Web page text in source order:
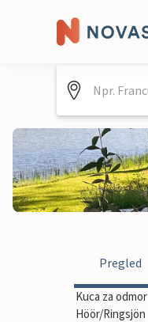
Pregled
Kuca za odmor
Höör/Ringsjön